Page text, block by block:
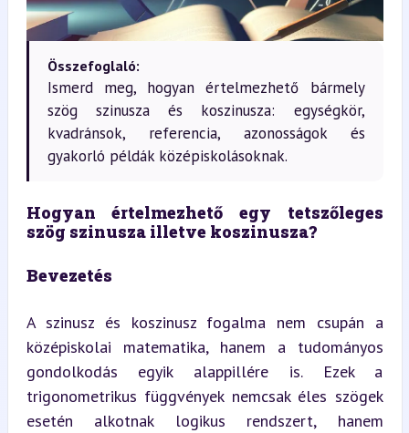
Összefoglaló:
Ismerd meg, hogyan értelmezhető bármely
szög szinusza és koszinusza: egységkör,
kvadránsok, referencia, azonosságok és
gyakorló példák középiskolásoknak.
Hogyan értelmezhető egy tetszőleges
szög szinusza illetve koszinusza?
Bevezetés
A szinusz és koszinusz fogalma nem csupán a
középiskolai matematika, hanem a tudományos
gondolkodás egyik alappillére is. Ezek a
trigonometrikus függvények nemcsak éles szögek
esetén alkotnak logikus rendszert, hanem